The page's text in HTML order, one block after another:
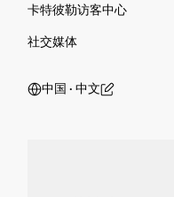
卡特彼勒访客中心
社交媒体
中国 ‧ 中文